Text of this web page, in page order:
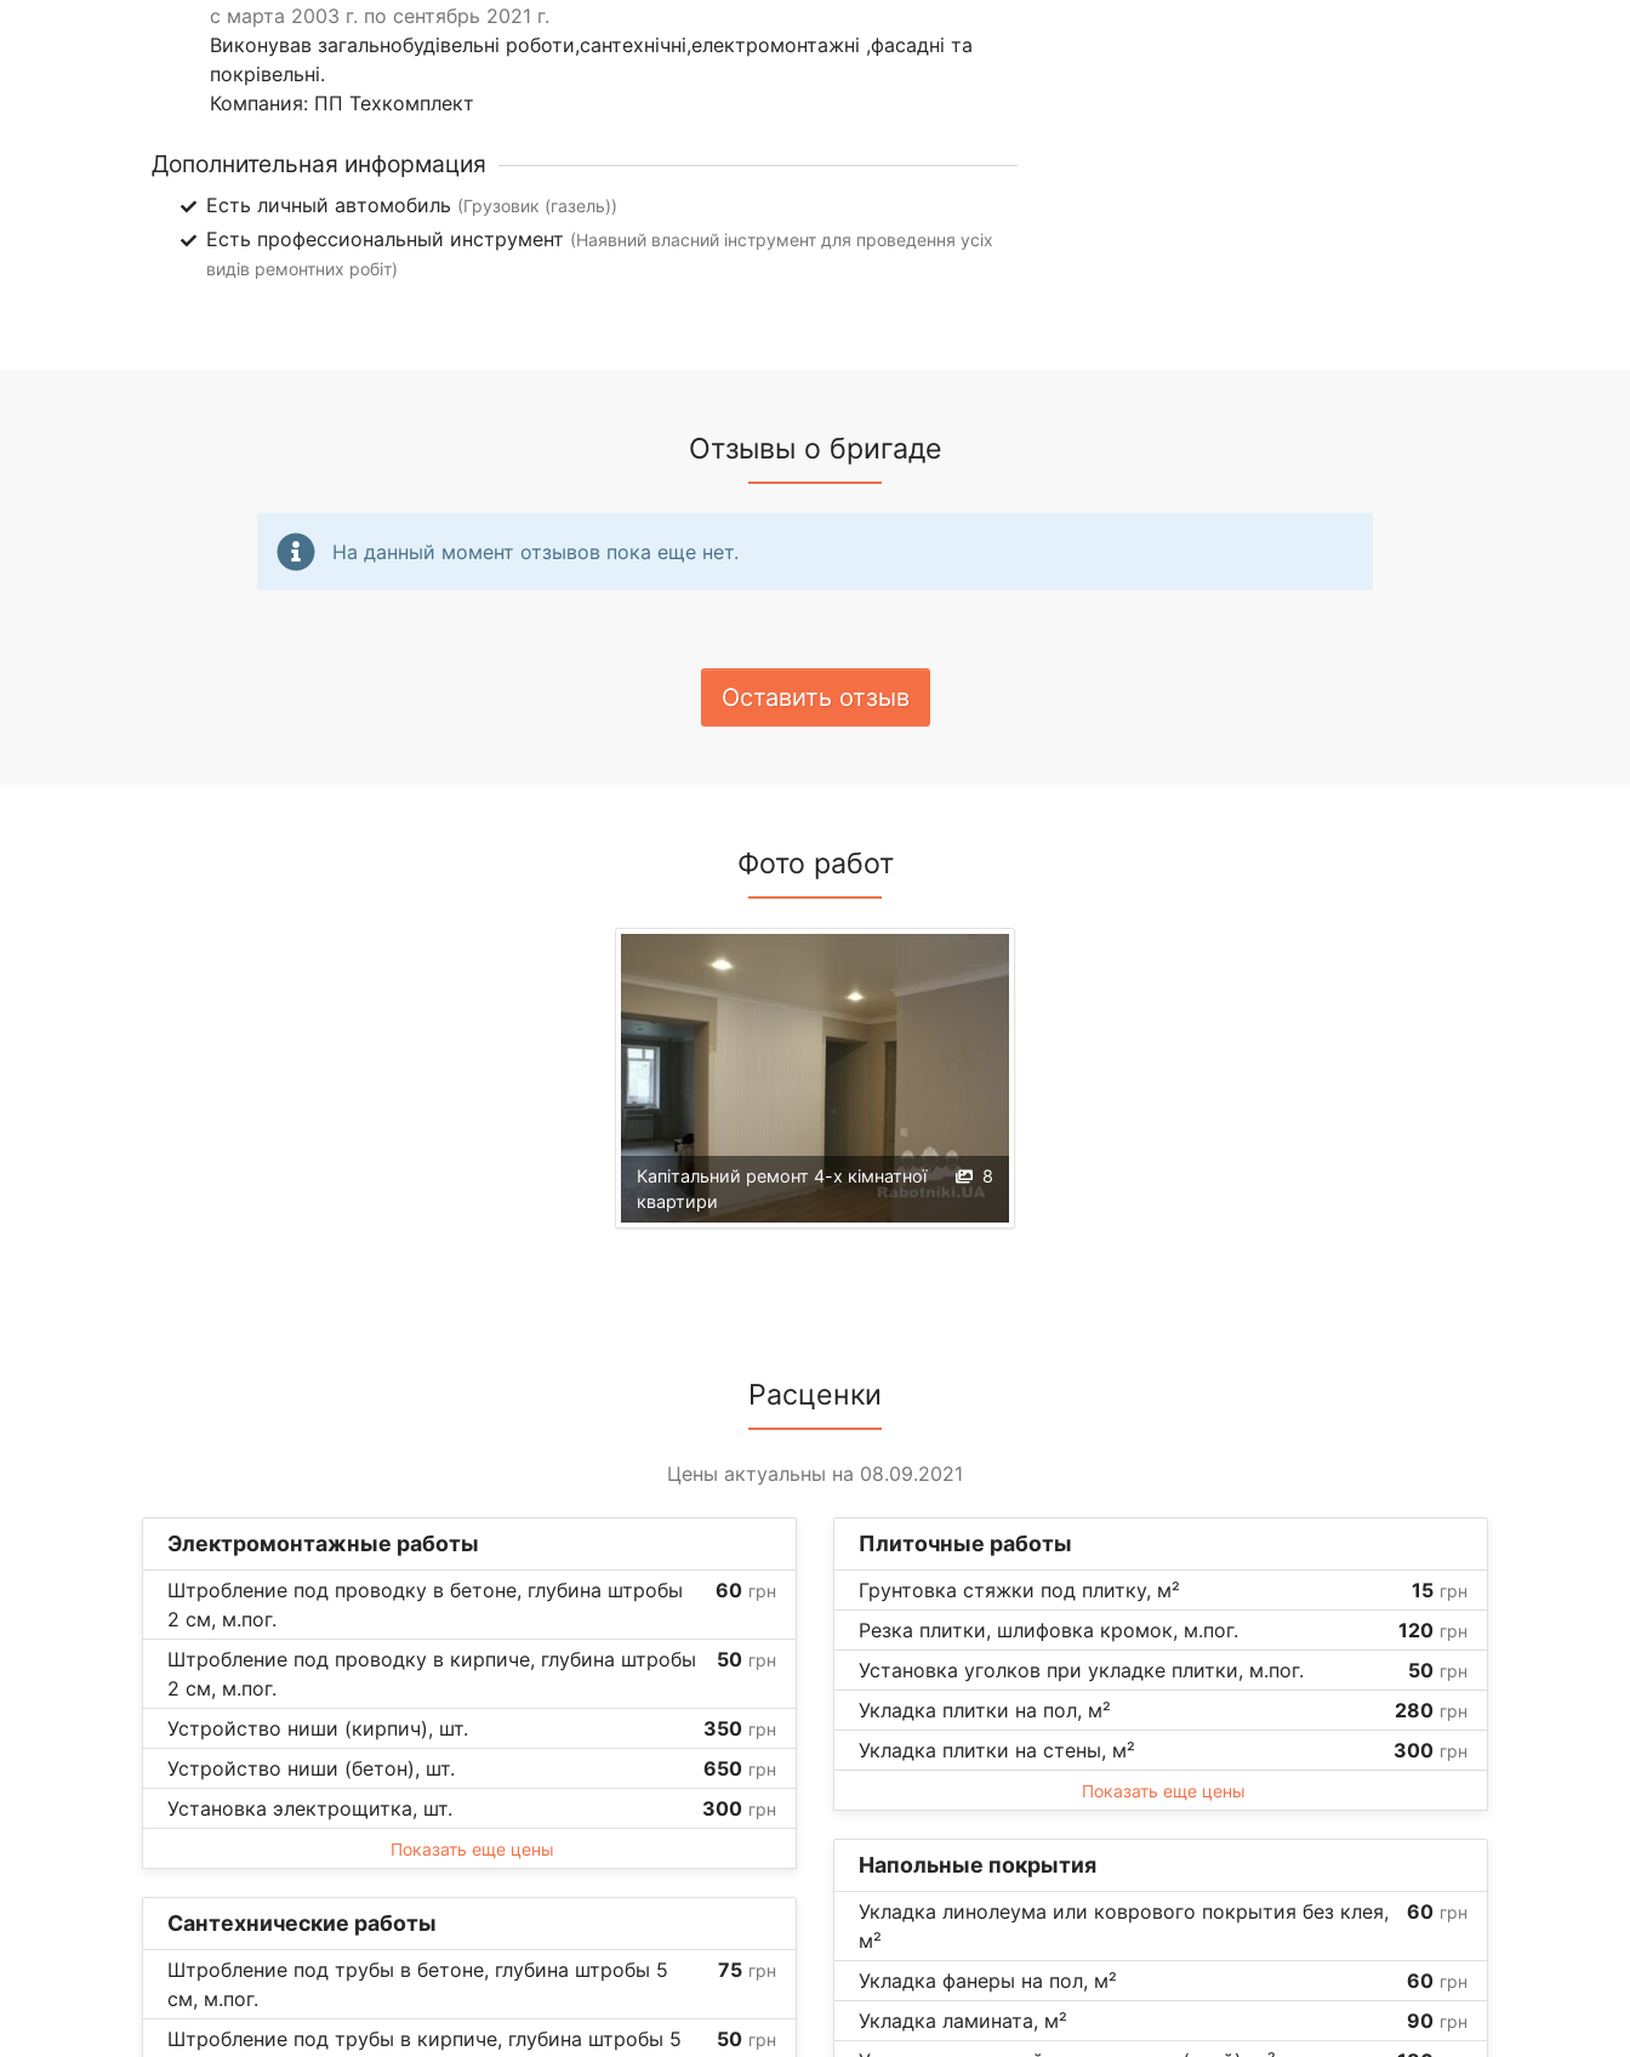
с марта 2003 г. по сентябрь 2021 г.
Виконував загальнобудівельні роботи,сантехнічні,електромонтажні ,фасадні та
покрівельні.
Компания: ПП Техкомплект
Дополнительная информация
Есть личный автомобиль (Грузовик (газель))
Есть профессиональный инструмент (Наявний власний інструмент для проведення усіх
видів ремонтних робіт)
Отзывы о бригаде
На данный момент отзывов пока еще нет.
Оставить отзыв
Фото работ
8
Капітальний ремонт 4-х кімнатної
квартири
Расценки
Цены актуальны на 08.09.2021
Электромонтажные работы
Штробление под проводку в бетоне, глубина штробы
2 см, м.пог.
60 грн
Штробление под проводку в кирпиче, глубина штробы
2 см, м.пог.
50 грн
Устройство ниши (кирпич), шт. 350 грн
Устройство ниши (бетон), шт. 650 грн
Установка электрощитка, шт. 300 грн
Показать еще цены
Сантехнические работы
Штробление под трубы в бетоне, глубина штробы 5
см, м.пог.
75 грн
Штробление под трубы в кирпиче, глубина штробы 5
50 грн
Плиточные работы
Грунтовка стяжки под плитку, м² 15 грн
Резка плитки, шлифовка кромок, м.пог. 120 грн
Установка уголков при укладке плитки, м.пог. 50 грн
Укладка плитки на пол, м² 280 грн
Укладка плитки на стены, м² 300 грн
Показать еще цены
Напольные покрытия
Укладка линолеума или коврового покрытия без клея,
м²
60 грн
Укладка фанеры на пол, м² 60 грн
Укладка ламината, м² 90 грн